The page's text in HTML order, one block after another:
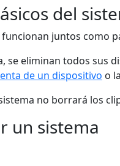
del
juntos como
se eliminan todos sus
de un dispositivo o
no borrará los
un sistema